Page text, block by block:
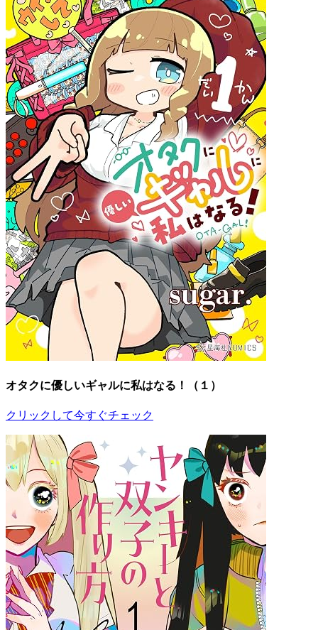
オタクに優しいギャルに私はなる！（１）
クリックして今すぐチェック